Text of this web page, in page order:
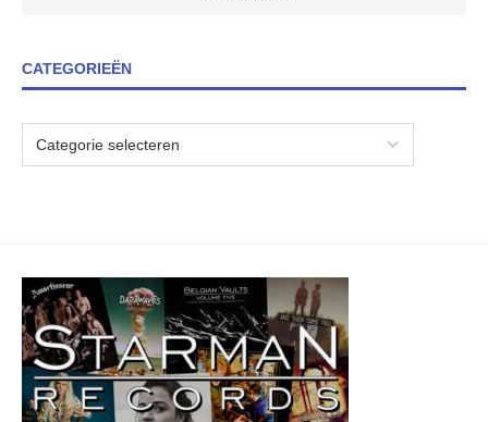
CATEGORIEËN